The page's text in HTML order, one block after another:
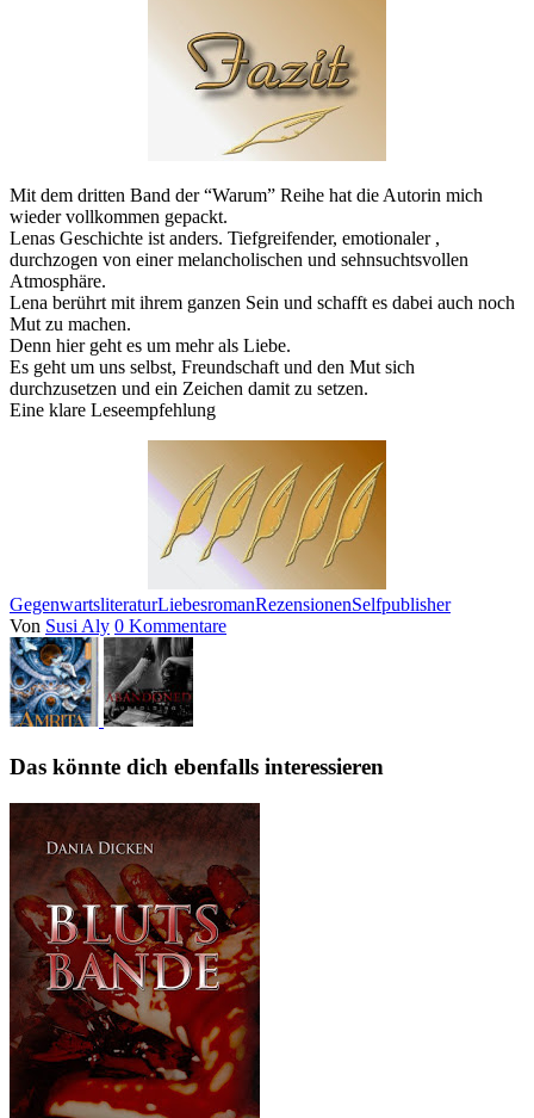
Mit dem dritten Band der “Warum” Reihe hat die Autorin mich
wieder vollkommen gepackt.
Lenas Geschichte ist anders. Tiefgreifender, emotionaler ,
durchzogen von einer melancholischen und sehnsuchtsvollen
Atmosphäre.
Lena berührt mit ihrem ganzen Sein und schafft es dabei auch noch
Mut zu machen.
Denn hier geht es um mehr als Liebe.
Es geht um uns selbst, Freundschaft und den Mut sich
durchzusetzen und ein Zeichen damit zu setzen.
Eine klare Leseempfehlung
GegenwartsliteraturLiebesromanRezensionenSelfpublisher
Von Susi Aly 0 Kommentare
Das könnte dich ebenfalls interessieren